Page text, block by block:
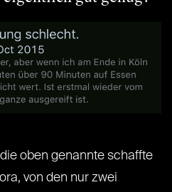
oben genannte schaffte
von den nur zwei